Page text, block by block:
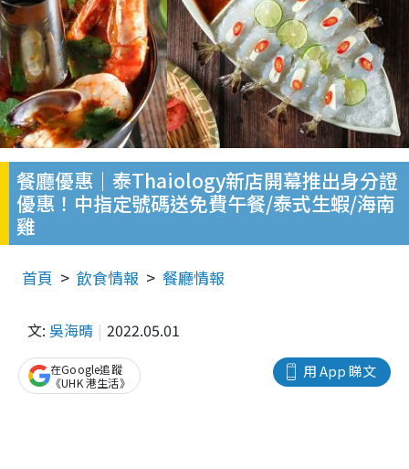
餐廳優惠｜泰Thaiology新店開幕推出身分證
優惠！中指定號碼送免費午餐/泰式生蝦/海南
雞
首頁 飲食情報 餐廳情報
文: 吳海晴 2022.05.01
用 App 睇文
在Google追蹤
《UHK 港生活》